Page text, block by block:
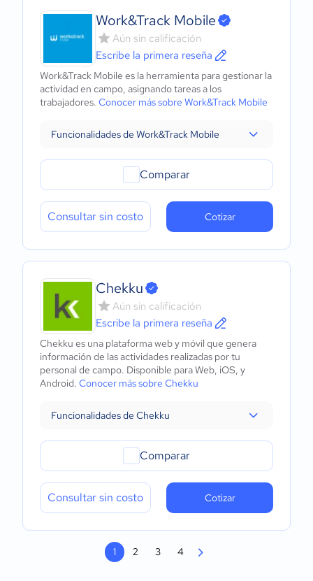
Work&Track Mobile
Aún sin calificación
Escribe la primera reseña
Work&Track Mobile es la herramienta para gestionar la
actividad en campo, asignando tareas a los
trabajadores. Conocer más sobre Work&Track Mobile
Funcionalidades de Work&Track Mobile
Comparar
Consultar sin costo Cotizar
Chekku
Aún sin calificación
Escribe la primera reseña
Chekku es una plataforma web y móvil que genera
información de las actividades realizadas por tu
personal de campo. Disponible para Web, iOS, y
Android. Conocer más sobre Chekku
Funcionalidades de Chekku
Comparar
Consultar sin costo Cotizar
1 2 3 4